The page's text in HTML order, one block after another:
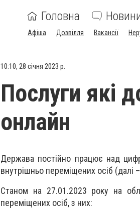
Головна
Афіша Дозвілля Вакансії
10:10, 28 січня 2023 р.
Послуги які
онлайн
Держава постійно працює над
внутрішньо переміщених осіб (далі
Станом на 27.01.2023 року на
переміщених осіб, з них: